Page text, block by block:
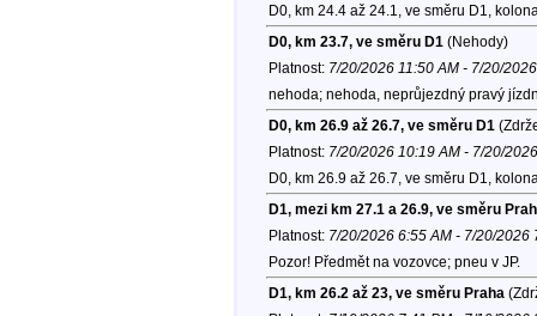
D0, km 24.4 až 24.1, ve směru D1,
D0, km 23.7, ve směru D1 (Nehody)
Platnost: 7/20/2026 11:50 AM - 7/20/
nehoda; nehoda, neprůjezdný pravý
D0, km 26.9 až 26.7, ve směru D1
Platnost: 7/20/2026 10:19 AM - 7/20/
D0, km 26.9 až 26.7, ve směru D1,
D1, mezi km 27.1 a 26.9, ve směru
Platnost: 7/20/2026 6:55 AM - 7/20/2026
Pozor! Předmět na vozovce; pneu v JP.
D1, km 26.2 až 23, ve směru Praha